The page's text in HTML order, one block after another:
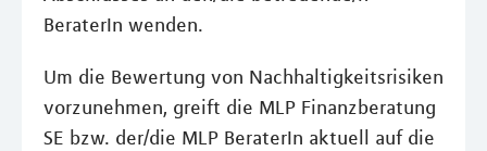
BeraterIn wenden.
Um die Bewertung von Nachhaltigkeitsrisiken
vorzunehmen, greift die MLP Finanzberatung
SE bzw. der/die MLP BeraterIn aktuell auf die